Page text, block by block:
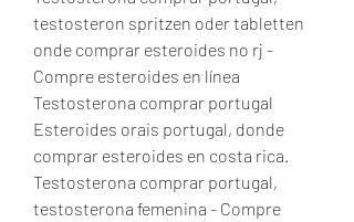
testosteron spritzen oder tabletten
onde comprar esteroides no rj -
Compre esteroides en línea
Testosterona comprar portugal
Esteroides orais portugal, donde
comprar esteroides en costa rica.
Testosterona comprar portugal,
testosterona femenina - Compre